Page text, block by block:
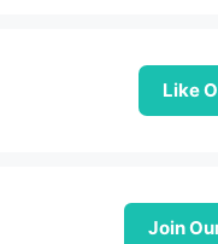
Like
Join